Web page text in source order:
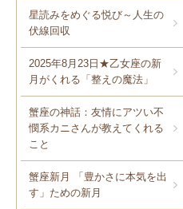
星読みをめぐる悦び～人生の
伏線回収
2025年8月23日★乙女座の新
月がくれる「整えの魔法」
蟹座の神話：友情にアツい不
憫系カニさんが教えてくれる
こと
蟹座新月 「豊かさに本気を出
す」ための新月